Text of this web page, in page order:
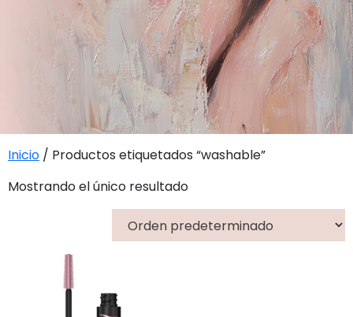
Inicio / Productos etiquetados “washable”
Mostrando el único resultado